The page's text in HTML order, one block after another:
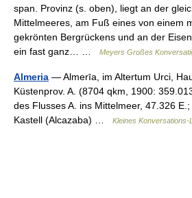
span. Provinz (s. oben), liegt an der
Mittelmeeres, am Fuß eines von einem
gekrönten Bergrückens und an der
ein fast ganz… …
Meyers Großes
Almeria — Almerīa, im Altertum Urci,
Küstenprov. A. (8704 qkm, 1900:
des Flusses A. ins Mittelmeer, 47.326
Kastell (Alcazaba) …
Kleines Konversations-